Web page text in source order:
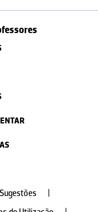
Sugestões